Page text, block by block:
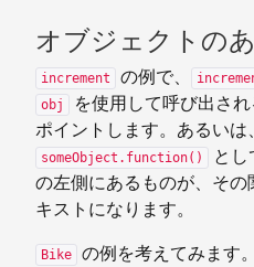
オブジェクトの
increment の例で、
obj を使用して呼び出され
ポイントします。あるいは
someObject.function()
と
の左側にあるものが、そ
キストになります。
Bike の例を考えてみます。